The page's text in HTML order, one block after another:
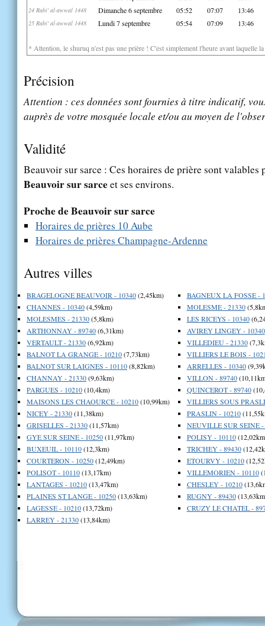
24 Rabi' al-awwal 1448 Dimanche 6 septembre 05:52 07:07 13:46
25 Rabi' al-awwal 1448 Lundi 7 septembre 05:54 07:09 13:46
* Attention, le shuruq n'est pas une prière ! C'est simplement l'heure avant laquelle
Précision
Attention : ces données sont fournies à titre indicatif,
auprès de votre mosquée locale et/ou au moyen de
Validité
Beauvoir sur sarce : Ces horaires de prière sont valables
Beauvoir sur sarceet ses environs.
Proche de Beauvoir sur sarce
Horaires de prières 10 Aube
Horaires de prières Champagne-Ardenne
Autres villes
BRAGELOGNE BEAUVOIR - 10340(2,45km)
CHANNES - 10340(4,59km)
MOLESMES - 21330(5,8km)
ARTHONNAY - 89740(6,31km)
VERTAULT - 21330(6,92km)
BALNOT LA GRANGE - 10210(7,73km)
BALNOT SUR LAIGNES - 10110(8,82km)
CHANNAY - 21330(9,63km)
PARGUES - 10210(10,4km)
MAISONS LES CHAOURCE - 10210(10,99km)
NICEY - 21330(11,38km)
GRISELLES - 21330(11,57km)
GYE SUR SEINE - 10250(11,97km)
BUXEUIL - 10110(12,3km)
COURTERON - 10250(12,49km)
POLISOT - 10110(13,17km)
LANTAGES - 10210(13,47km)
PLAINES ST LANGE - 10250(13,63km)
LAGESSE - 10210(13,72km)
LARREY - 21330(13,84km)
BAGNEUX LA FOSSE -
MOLESME - 21330
LES RICEYS - 10340
AVIREY LINGEY - 10340
VILLEDIEU - 21330
VILLIERS LE BOIS -
ARRELLES - 10340
VILLON - 89740
QUINCEROT - 89740
VILLIERS SOUS
PRASLIN - 10210
NEUVILLE SUR SEINE -
POLISY - 10110
TRICHEY - 89430
ETOURVY - 10210
VILLEMORIEN - 10110
CHESLEY - 10210
RUGNY - 89430
CRUZY LE CHATEL -